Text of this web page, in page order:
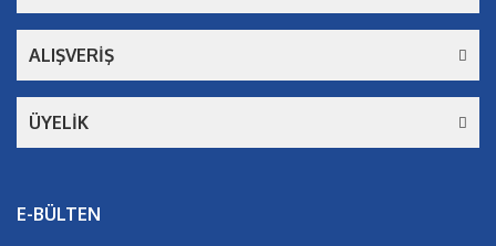
ALIŞVERİŞ
ÜYELİK
E-BÜLTEN